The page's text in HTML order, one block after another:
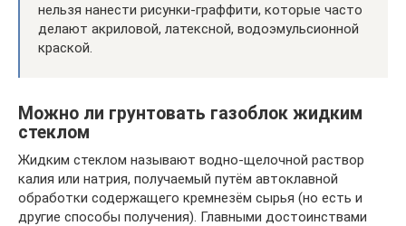
нельзя нанести рисунки-граффити, которые часто
делают акриловой, латексной, водоэмульсионной
краской.
Можно ли грунтовать газоблок жидким
стеклом
Жидким стеклом называют водно-щелочной раствор
калия или натрия, получаемый путём автоклавной
обработки содержащего кремнезём сырья (но есть и
другие способы получения). Главными достоинствами